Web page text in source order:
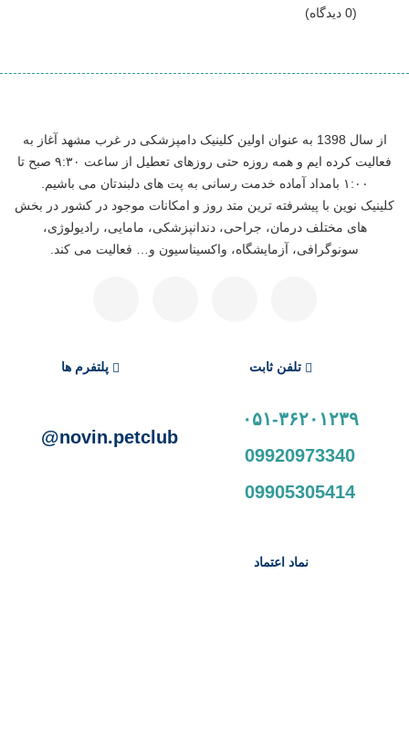
(0 دیدگاه)
از سال 1398 به عنوان اولین کلینیک دامپزشکی در غرب مشهد آغاز به
فعالیت کرده ایم و همه روزه حتی روزهای تعطیل از ساعت ۹:۳۰ صبح تا
۱:۰۰ بامداد آماده خدمت رسانی به پت های دلبندتان می باشیم.
کلینیک نوین با پیشرفته ترین متد روز و امکانات موجود در کشور در بخش
های مختلف درمان، جراحی، دندانپزشکی، مامایی، رادیولوژی،
سونوگرافی، آزمایشگاه، واکسیناسیون و… فعالیت می کند.
تلفن ثابت
۰۵۱-۳۶۲۰۱۲۳۹
09920973340
09905305414
پلتفرم ها
novin.petclub@
نماد اعتماد